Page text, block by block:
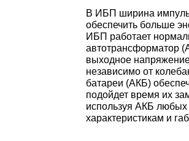
В ИБП ширина
обеспечить больше
ИБП работает
автотрансформатор
выходное
независимо от
батареи (АКБ)
подойдет время их
используя АКБ любых
характеристикам и